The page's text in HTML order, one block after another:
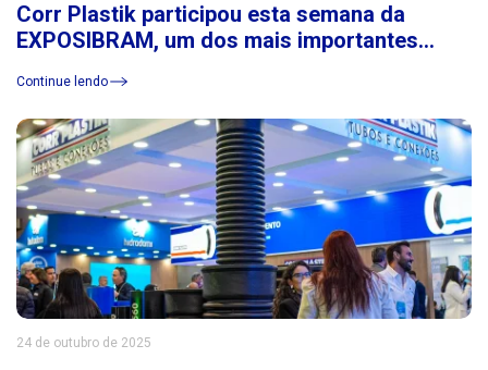
Corr Plastik participou esta semana da
EXPOSIBRAM, um dos mais importantes
Latina
Continue lendo
24 de outubro de 2025